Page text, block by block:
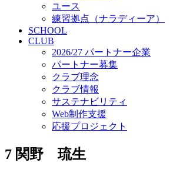
ユース
練習拠点（ナラディーア）
SCHOOL
CLUB
2026/27 パートナー企業
パートナー募集
クラブ理念
クラブ情報
サステナビリティ
Web制作支援
応援プロジェクト
7 関野 琉生